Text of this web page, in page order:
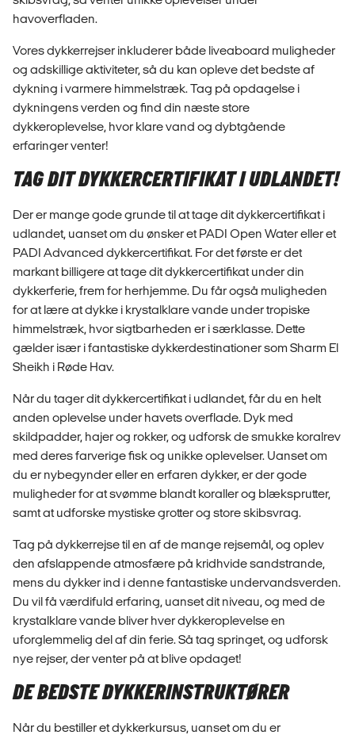
havoverfladen.
Vores dykkerrejser inkluderer både liveaboard muligheder
og adskillige aktiviteter, så du kan opleve det bedste af
dykning i varmere himmelstræk. Tag på opdagelse i
dykningens verden og find din næste store
dykkeroplevelse, hvor klare vand og dybtgående
erfaringer venter!
TAG DIT DYKKERCERTIFIKAT I UDLANDET!
Der er mange gode grunde til at tage dit dykkercertifikat i
udlandet, uanset om du ønsker et PADI Open Water eller et
PADI Advanced dykkercertifikat. For det første er det
markant billigere at tage dit dykkercertifikat under din
dykkerferie, frem for herhjemme. Du får også muligheden
for at lære at dykke i krystalklare vande under tropiske
himmelstræk, hvor sigtbarheden er i særklasse. Dette
gælder især i fantastiske dykkerdestinationer som Sharm El
Sheikh i Røde Hav.
Når du tager dit dykkercertifikat i udlandet, får du en helt
anden oplevelse under havets overflade. Dyk med
skildpadder, hajer og rokker, og udforsk de smukke koralrev
med deres farverige fisk og unikke oplevelser. Uanset om
du er nybegynder eller en erfaren dykker, er der gode
muligheder for at svømme blandt koraller og blæksprutter,
samt at udforske mystiske grotter og store skibsvrag.
Tag på dykkerrejse til en af de mange rejsemål, og oplev
den afslappende atmosfære på kridhvide sandstrande,
mens du dykker ind i denne fantastiske undervandsverden.
Du vil få værdifuld erfaring, uanset dit niveau, og med de
krystalklare vande bliver hver dykkeroplevelse en
uforglemmelig del af din ferie. Så tag springet, og udforsk
nye rejser, der venter på at blive opdaget!
DE BEDSTE DYKKERINSTRUKTØRER
Når du bestiller et dykkerkursus, uanset om du er